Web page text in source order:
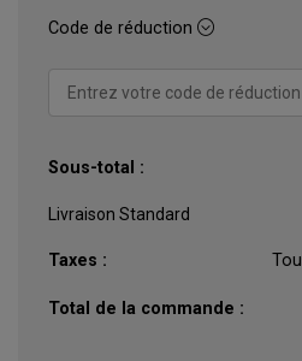
Code de réduction
Sous-total :
Taxes :
Total de la commande :